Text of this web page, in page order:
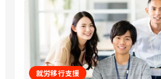
就労移行支援